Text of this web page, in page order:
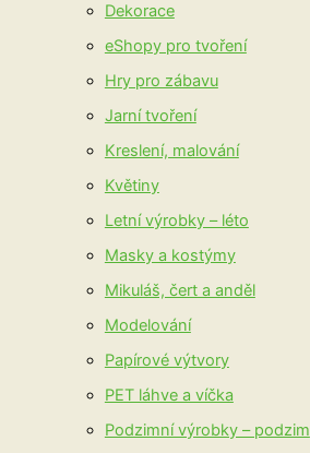
Dekorace
eShopy pro tvoření
Hry pro zábavu
Jarní tvoření
Kreslení, malování
Květiny
Letní výrobky – léto
Masky a kostýmy
Mikuláš, čert a anděl
Modelování
Papírové výtvory
PET láhve a víčka
Podzimní výrobky – podzim